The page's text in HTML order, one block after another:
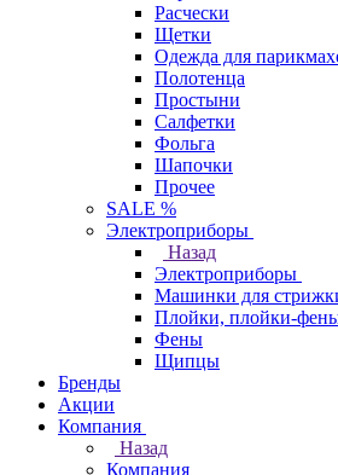
Расчески
Щетки
Одежда для
Полотенца
Простыни
Салфетки
Фольга
Шапочки
Прочее
SALE %
Электроприборы
Назад
Электроприборы
Машинки для
Плойки, плойки-
Фены
Щипцы
Бренды
Акции
Компания
Назад
Компания